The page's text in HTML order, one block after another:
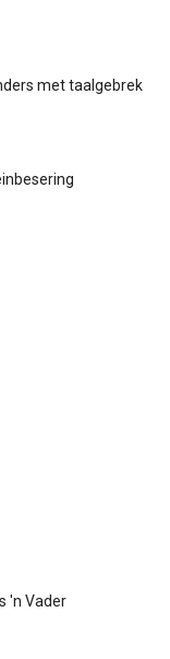
met taalgebrek
'n Vader